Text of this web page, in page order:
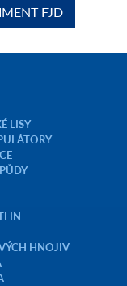
FJD
LISY
HNOJIV